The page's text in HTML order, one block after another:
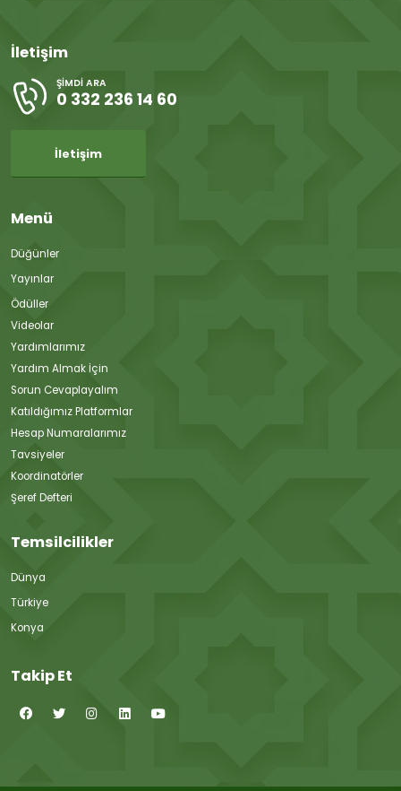
İletişim
ŞIMDI ARA
0 332 236 14 60
İletişim
Menü
Düğünler
Yayınlar
Ödüller
Videolar
Yardımlarımız
Yardım Almak İçin
Sorun Cevaplayalım
Katıldığımız Platformlar
Hesap Numaralarımız
Tavsiyeler
Koordinatörler
Şeref Defteri
Temsilcilikler
Dünya
Türkiye
Konya
Takip Et